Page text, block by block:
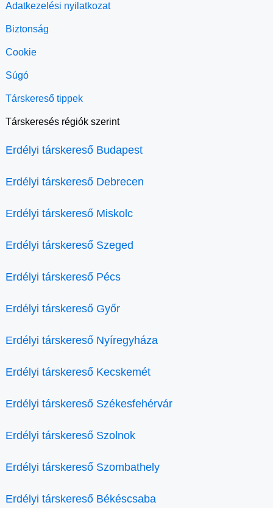
Adatkezelési nyilatkozat
Biztonság
Cookie
Súgó
Társkereső tippek
Társkeresés régiók szerint
Erdélyi társkereső Budapest
Erdélyi társkereső Debrecen
Erdélyi társkereső Miskolc
Erdélyi társkereső Szeged
Erdélyi társkereső Pécs
Erdélyi társkereső Győr
Erdélyi társkereső Nyíregyháza
Erdélyi társkereső Kecskemét
Erdélyi társkereső Székesfehérvár
Erdélyi társkereső Szolnok
Erdélyi társkereső Szombathely
Erdélyi társkereső Békéscsaba